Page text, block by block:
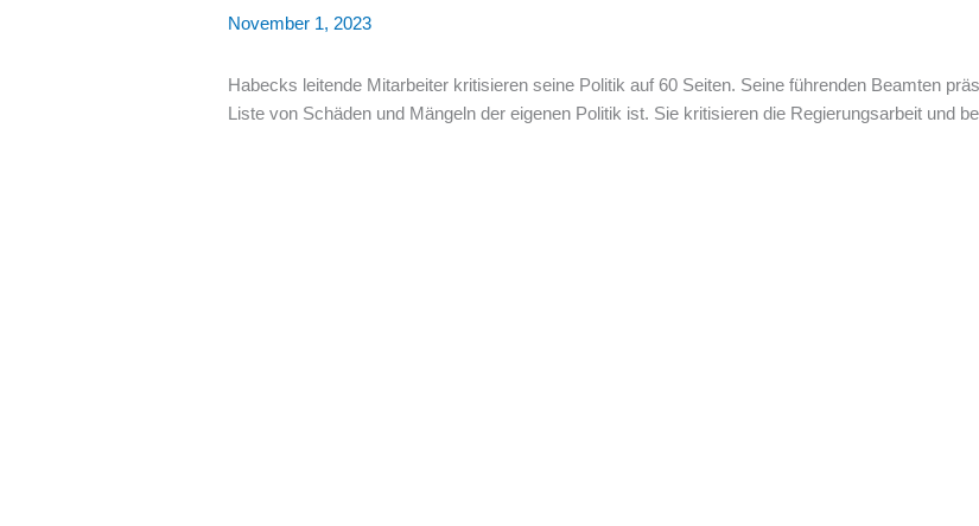
November 1, 2023
Habecks leitende Mitarbeiter kritisieren seine Politik auf 60 Seiten. Seine führenden Beamten
Liste von Schäden und Mängeln der eigenen Politik ist. Sie kritisieren die Regierungsarbeit und